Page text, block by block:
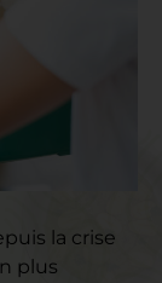
la crise
plus